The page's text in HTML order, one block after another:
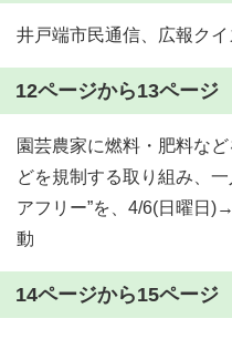
井戸端市民通信、広報クイ
12ページから13ページ
園芸農家に燃料・肥料な
どを規制する取り組み、
アフリー”を、4/6(日曜日
動
14ページから15ページ